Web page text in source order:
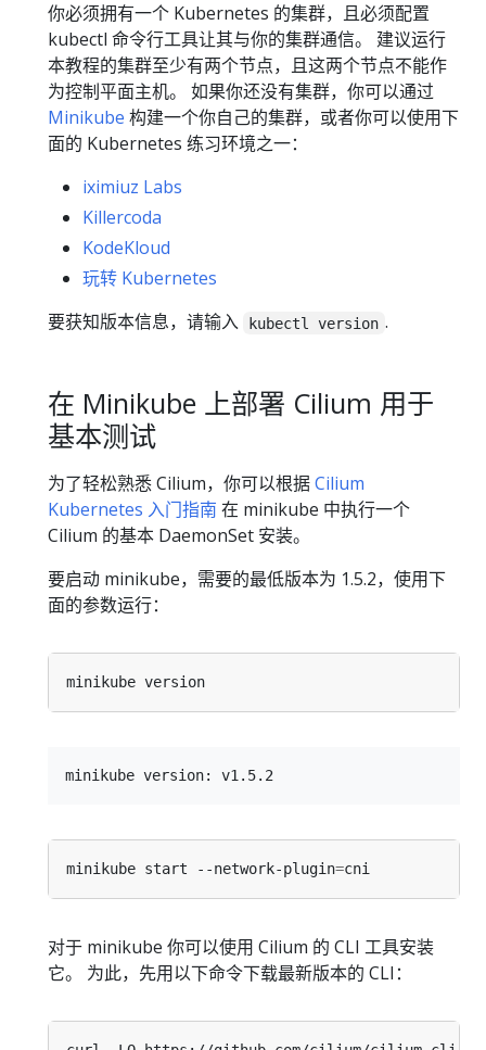
你必须拥有一个 Kubernetes 的集群，且必须配置
kubectl 命令行工具让其与你的集群通信。 建议运行
本教程的集群至少有两个节点，且这两个节点不能作
为控制平面主机。 如果你还没有集群，你可以通过
Minikube 构建一个你自己的集群，或者你可以使用下
面的 Kubernetes 练习环境之一：
iximiuz Labs
Killercoda
KodeKloud
玩转 Kubernetes
要获知版本信息，请输入
kubectl version .
在 Minikube 上部署 Cilium 用于
基本测试
为了轻松熟悉 Cilium，你可以根据Cilium
Kubernetes 入门指南 在 minikube 中执行一个
Cilium 的基本 DaemonSet 安装。
要启动 minikube，需要的最低版本为 1.5.2，使用下
面的参数运行：
minikube start --network-plugin=
对于 minikube 你可以使用 Cilium 的 CLI 工具安装
它。 为此，先用以下命令下载最新版本的 CLI：